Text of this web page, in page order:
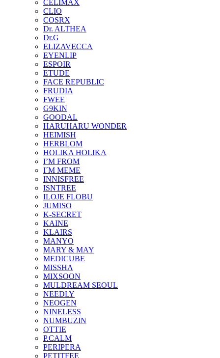
CELIMAX
CLIO
COSRX
Dr. ALTHEA
Dr.G
ELIZAVECCA
EYENLIP
ESPOIR
ETUDE
FACE REPUBLIC
FRUDIA
FWEE
G9KIN
GOODAL
HARUHARU WONDER
HEIMISH
HERBLOM
HOLIKA HOLIKA
I’M FROM
I´M MEME
INNISFREE
ISNTREE
ILOJE FLOBU
JUMISO
K-SECRET
KAINE
KLAIRS
MANYO
MARY & MAY
MEDICUBE
MISSHA
MIXSOON
MULDREAM SEOUL
NEEDLY
NEOGEN
NINELESS
NUMBUZIN
OTTIE
P.CALM
PERIPERA
PETITFEE